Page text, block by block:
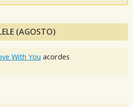
(AGOSTO)
With You acordes